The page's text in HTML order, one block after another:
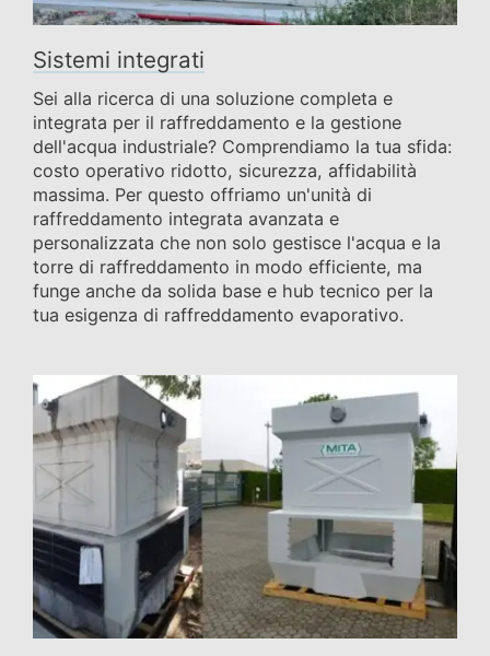
Sistemi integrati
Sei alla ricerca di una soluzione completa e
integrata per il raffreddamento e la gestione
dell'acqua industriale? Comprendiamo la tua sfida:
costo operativo ridotto, sicurezza, affidabilità
massima. Per questo offriamo un'unità di
raffreddamento integrata avanzata e
personalizzata che non solo gestisce l'acqua e la
torre di raffreddamento in modo efficiente, ma
funge anche da solida base e hub tecnico per la
tua esigenza di raffreddamento evaporativo.